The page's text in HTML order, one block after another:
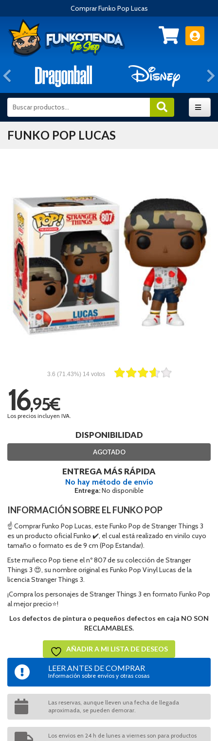
Comprar Funko Pop Lucas
Anterior
FUNKO POP LUCAS
3.6 (71.43%) 14 votos
16,95€
Los precios incluyen IVA.
DISPONIBILIDAD
AGOTADO
ENTREGA MÁS RÁPIDA
No hay método de envío
Entrega:No disponible
INFORMACIÓN SOBRE EL FUNKO POP
☝ Comprar Funko Pop Lucas, este Funko Pop de Stranger Things 3
es un producto oficial Funko ✔️, el cual está realizado en vinilo cuyo
tamaño o formato es de 9 cm (Pop Estandar).
Este muñeco Pop tiene el nº 807 de su colección de Stranger
Things 3 😍, su nombre original es Funko Pop Vinyl Lucas de la
licencia Stranger Things 3.
¡Compra los personajes de Stranger Things 3 en formato Funko Pop
al mejor precio⭐!
Los defectos de pintura o pequeños defectos en caja NO SON
RECLAMABLES.
AÑADIR A MI LISTA DE DESEOS
LEER ANTES DE COMPRAR
Información sobre envíos y otras cosas
Las reservas, aunque lleven una fecha de llegada
aproximada, se pueden demorar.
Los envios en 24 h de lunes a viernes son para productos